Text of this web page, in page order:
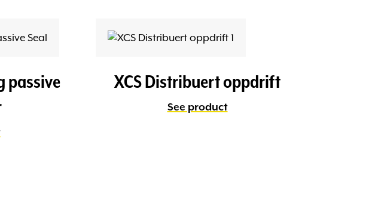
passive
XCS Distribuert oppdrift
See product